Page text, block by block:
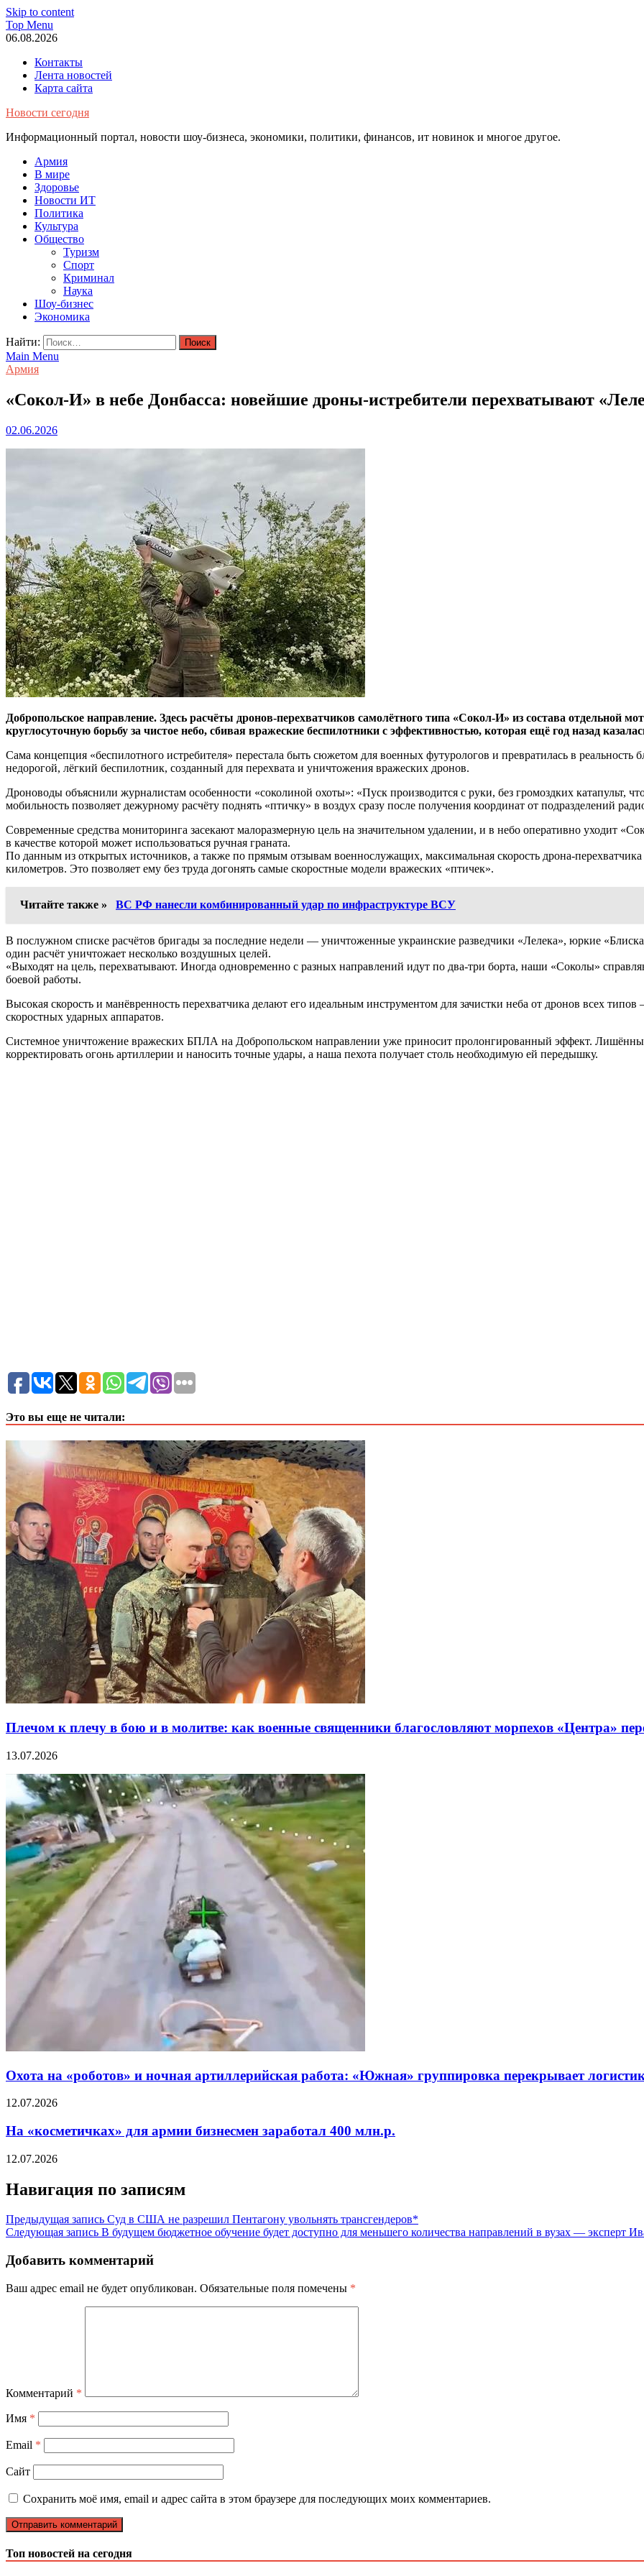
Skip to content
Top Menu
06.08.2026
Контакты
Лента новостей
Карта сайта
Новости сегодня
Информационный портал, новости шоу-бизнеса, экономики, политики, финансов, ит новинок и многое другое.
Армия
В мире
Здоровье
Новости ИТ
Политика
Культура
Общество
Туризм
Спорт
Криминал
Наука
Шоу-бизнес
Экономика
Найти:
Main Menu
Армия
«Сокол-И» в небе Донбасса: новейшие дроны-истребители перехватывают
02.06.2026
Добропольское направление. Здесь расчёты дронов-перехватчиков самолётного типа «Сокол-И» из состава отдельной
круглосуточную борьбу за чистое небо, сбивая вражеские беспилотники с эффективностью, которая ещё год назад
Сама концепция «беспилотного истребителя» перестала быть сюжетом для военных футурологов и превратилась в
недорогой, лёгкий беспилотник, созданный для перехвата и уничтожения вражеских дронов.
Дроноводы объяснили журналистам особенности «соколиной охоты»: «Пуск производится с руки, без громоздких катапульт,
мобильность позволяет дежурному расчёту поднять «птичку» в воздух сразу после получения координат от подразделений
Современные средства мониторинга засекают малоразмерную цель на значительном удалении, и в небо оперативно уходит
в качестве которой может использоваться ручная граната.
По данным из открытых источников, а также по прямым отзывам военнослужащих, максимальная скорость дрона-перехватчика
километров. Это позволяет ему без труда догонять самые скоростные модели вражеских «птичек».
Читайте также » ВС РФ нанесли комбинированный удар по инфраструктуре ВСУ
В послужном списке расчётов бригады за последние недели — уничтоженные украинские разведчики «Лелека», юркие
один расчёт уничтожает несколько воздушных целей.
«Выходят на цель, перехватывают. Иногда одновременно с разных направлений идут по два-три борта, наши «Соколы»
боевой работы.
Высокая скорость и манёвренность перехватчика делают его идеальным инструментом для зачистки неба от дронов всех
скоростных ударных аппаратов.
Системное уничтожение вражеских БПЛА на Добропольском направлении уже приносит пролонгированный эффект.
корректировать огонь артиллерии и наносить точные удары, а наша пехота получает столь необходимую ей передышку.
Это вы еще не читали:
Плечом к плечу в бою и в молитве: как военные священники благословляют морпехов «Центра»
13.07.2026
Охота на «роботов» и ночная артиллерийская работа: «Южная» группировка перекрывает
12.07.2026
На «косметичках» для армии бизнесмен заработал 400 млн.р.
12.07.2026
Навигация по записям
Предыдущая запись Суд в США не разрешил Пентагону увольнять трансгендеров*
Следующая запись В будущем бюджетное обучение будет доступно для меньшего количества направлений в вузах — эксперт
Добавить комментарий
Ваш адрес email не будет опубликован. Обязательные поля помечены *
Комментарий *
Имя *
Email *
Сайт
Сохранить моё имя, email и адрес сайта в этом браузере для последующих моих комментариев.
Топ новостей на сегодня